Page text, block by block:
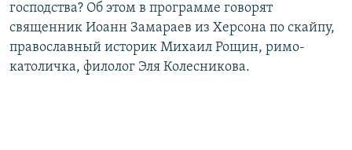
господства? Об этом в программе говорят
священник Иоанн Замараев из Херсона по скайпу,
православный историк Михаил Рощин, римо-
католичка, филолог Эля Колесникова.